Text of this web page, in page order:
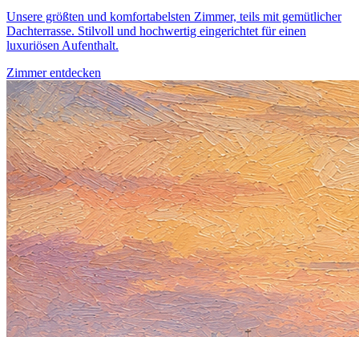
Unsere größten und komfortabelsten Zimmer, teils mit gemütlicher
Dachterrasse. Stilvoll und hochwertig eingerichtet für einen
luxuriösen Aufenthalt.
Zimmer entdecken